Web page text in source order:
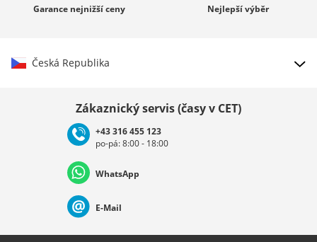
Garance nejnižší ceny Nejlepšívýběr
Česká Republika
Deutschland Österreich
Nederland Italia (Italiano) Italien (Deutsch)
Zákaznický servis (časy v CET)
+43 316 455 123
po-pá: 8:00 - 18:00
WhatsApp
E-Mail